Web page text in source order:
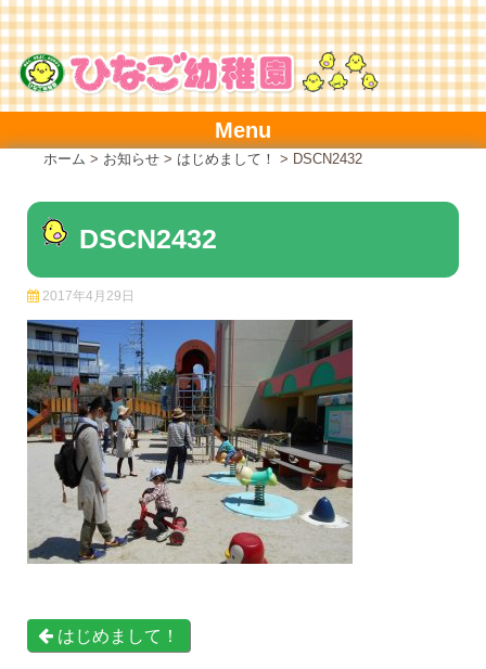
Skip
to
content
Menu
ホーム > お知らせ > はじめまして！ > DSCN2432
DSCN2432
2017年4月29日
はじめまして！